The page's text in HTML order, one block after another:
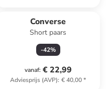
Converse
Short paars
-42%
vanaf: € 22,99
Adviesprijs (AVP): € 40,00*